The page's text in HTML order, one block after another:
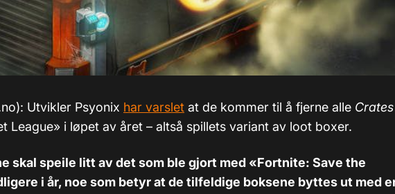
Utvikler Psyonix har varslet at de kommer til å fjerne alle Crates
League» i løpet av året – altså spillets variant av loot boxer.
skal speile litt av det som ble gjort med «Fortnite: Save the
i år, noe som betyr at de tilfeldige boksene byttes ut med